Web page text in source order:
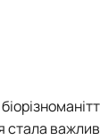
стала